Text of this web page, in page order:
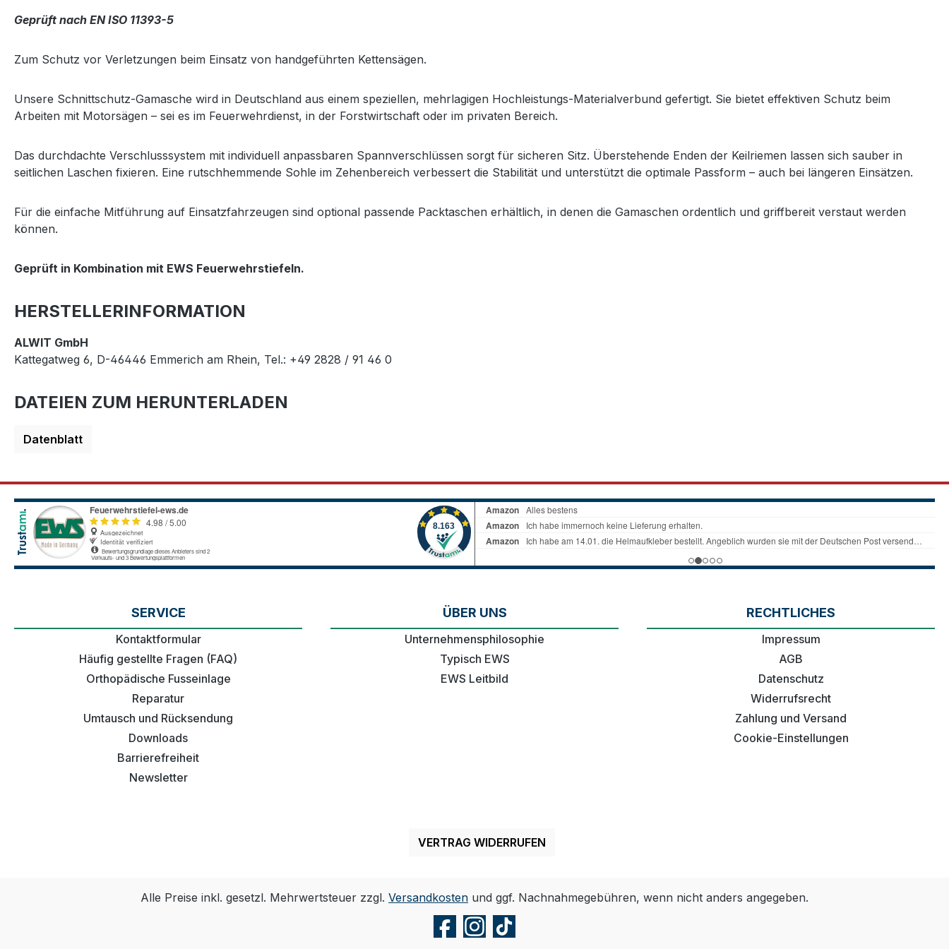
Geprüft nach EN ISO 11393-5
Zum Schutz vor Verletzungen beim Einsatz von handgeführten Kettensägen.
Unsere Schnittschutz-Gamasche wird in Deutschland aus einem speziellen, mehrlagigen Hochleistungs-Materialverbund gefertigt. Sie bietet effektiven Schutz beim
Arbeiten mit Motorsägen – sei es im Feuerwehrdienst, in der Forstwirtschaft oder im privaten Bereich.
Das durchdachte Verschlusssystem mit individuell anpassbaren Spannverschlüssen sorgt für sicheren Sitz. Überstehende Enden der Keilriemen lassen sich sauber in
seitlichen Laschen fixieren. Eine rutschhemmende Sohle im Zehenbereich verbessert die Stabilität und unterstützt die optimale Passform – auch bei längeren Einsätzen.
Für die einfache Mitführung auf Einsatzfahrzeugen sind optional passende Packtaschen erhältlich, in denen die Gamaschen ordentlich und griffbereit verstaut werden
können.
Geprüft in Kombination mit EWS Feuerwehrstiefeln.
HERSTELLERINFORMATION
ALWIT GmbH
Kattegatweg 6, D-46446 Emmerich am Rhein, Tel.: +49 2828 / 91 46 0
DATEIEN ZUM HERUNTERLADEN
Datenblatt
SERVICE
Kontaktformular
Häufig gestellte Fragen (FAQ)
Orthopädische Fusseinlage
Reparatur
Umtausch und Rücksendung
Downloads
Barrierefreiheit
Newsletter
ÜBER UNS
Unternehmensphilosophie
Typisch EWS
EWS Leitbild
RECHTLICHES
Impressum
AGB
Datenschutz
Widerrufsrecht
Zahlung und Versand
Cookie-Einstellungen
VERTRAG WIDERRUFEN
Alle Preise inkl. gesetzl. Mehrwertsteuer zzgl. Versandkosten und ggf. Nachnahmegebühren, wenn nicht anders angegeben.